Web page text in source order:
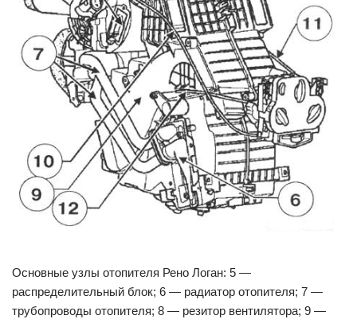
Основные узлы отопителя Рено Логан: 5 —
распределительный блок; 6 — радиатор отопителя; 7 —
трубопроводы отопителя; 8 — резитор вентилятора; 9 —